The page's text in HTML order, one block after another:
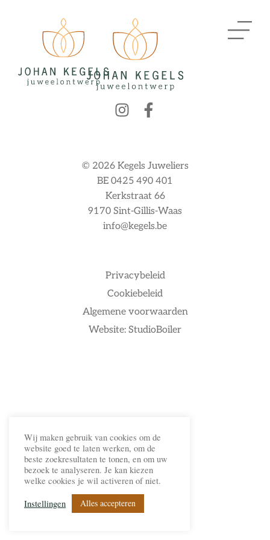
Privacybeleid
Cookiebeleid
Algemene voorwaarden
Website: StudioBoiler
© 2026 Kegels Juweliers
BE 0425 490 401
Kerkstraat 66
9170 Sint-Gillis-Waas
info@kegels.be
Wij maken gebruik van cookies om de
website goed te laten werken, om de
beste zoekresultaten te tonen, en om uw
bezoek te analyseren. Je kan kiezen
welke cookies je wil activeren of niet.
Instellingen
Alles accepteren